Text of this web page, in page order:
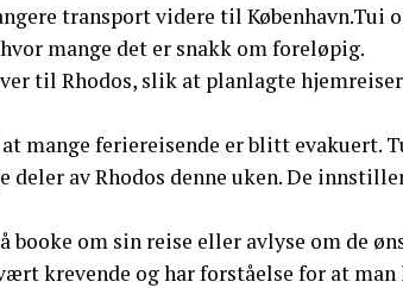
transport videre til København.Tui
mange det er snakk om foreløpig.
til Rhodos, slik at planlagte
mange feriereisende er blitt evakuert.
av Rhodos denne uken. De
om sin reise eller avlyse om de
krevende og har forståelse for at